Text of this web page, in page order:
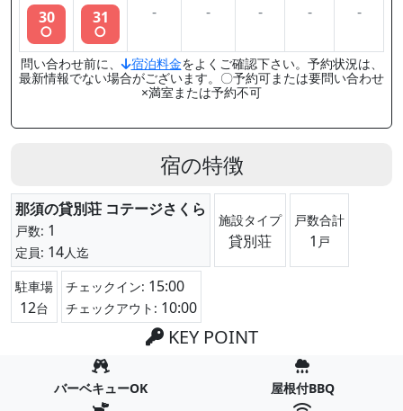
30
○
31
○
- - - - -
問い合わせ前に、 宿泊料金をよくご確認下さい。予約状況は、
最新情報でない場合がございます。〇予約可または要問い合わせ
×満室または予約不可
宿の特徴
那須の貸別荘 コテージさくら
戸数: 1
定員: 14人迄
施設タイプ
貸別荘
戸数合計
1 戸
駐車場
12台
チェックイン: 15:00
チェックアウト: 10:00
KEY POINT
バーベキューOK 屋根付BBQ